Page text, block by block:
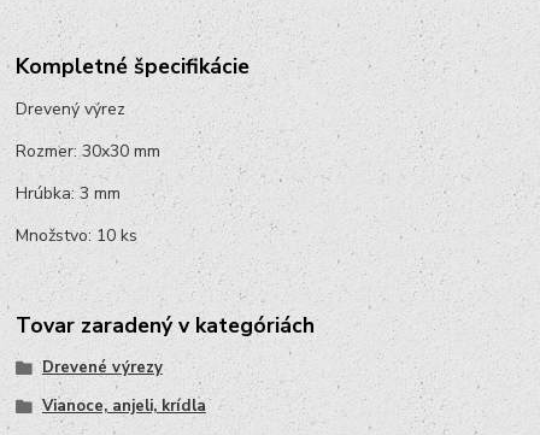
Kompletné špecifikácie
Drevený výrez
Rozmer: 30x30 mm
Hrúbka: 3 mm
Množstvo: 10 ks
Tovar zaradený v kategóriách
Drevené výrezy
Vianoce, anjeli, krídla